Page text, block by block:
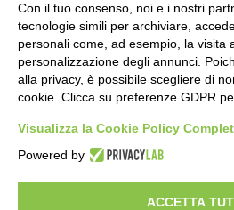
Calcola
Scorporo IVA
Importo lordo (€):
Con il tuo consenso, noi e i nostri
tecnologie simili per archiviare,
personali come, ad esempio, la visita
personalizzazione degli annunci.
alla privacy, è possibile scegliere di
cookie. Clicca su preferenze GDPR
Visualizza la Cookie Policy
Powered by
ACCETTA